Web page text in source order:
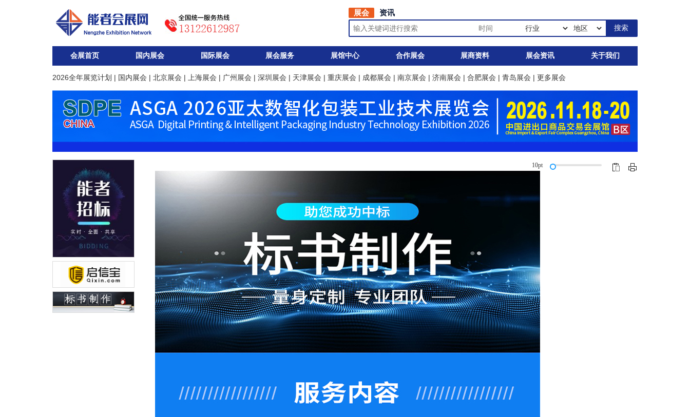
展会 资讯
会展首页 国内展会 国际展会 展会服务 展馆中心 合作展会 展商资料 展会资讯 关于我们
2026全年展览计划 | 国内展会 | 北京展会 | 上海展会 | 广州展会 | 深圳展会 | 天津展会 | 重庆展会 | 成都展会 | 南京展会 | 济南展会 | 合肥展会 | 青岛展会 | 更多展会
10pt